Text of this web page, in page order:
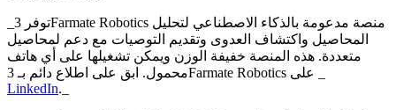
المحاصيل واكتشاف العدوى وتقديم التوصيات مع دعم لمحاصيل
متعددة. هذه المنصة خفيفة الوزن ويمكن تشغيلها على أي هاتف
LinkedIn._